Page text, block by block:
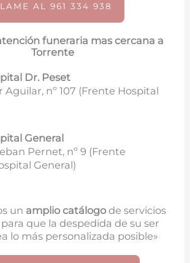
AL 961 334 938
funeraria mas cercana a
Torrente
Dr. Peset
Aguilar, nº 107 (Frente Hospital
General
Pernet, nº 9 (Frente
General)
un amplio catálogo de servicios
que la despedida de su ser
lo más personalizada posible»